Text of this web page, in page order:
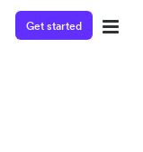
Get started